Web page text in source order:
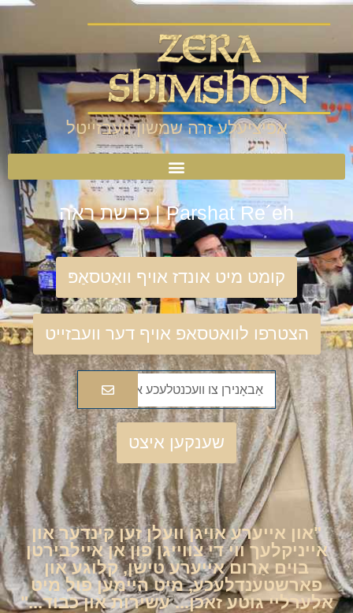
אפיציעלע זרה שמשון וועבזייטל
Parshat Re´eh | פרשת ראה
קומט מיט אונדז אויף וואַטסאַפּ
הצטרפו לוואטסאפ אויף דער וועבזייט
שענקען איצט
"און אייערע אויגן וועלן זען קינדער און
אייניקלעך ווי די צווייגן פון אן איילבירטן
בוים אַרום אייערע טישן, קלוגע און
פארשטענדלעכע, מיט היימען פול מיט
אלערליי גוטע זאכן... עשירות און כבוד..."